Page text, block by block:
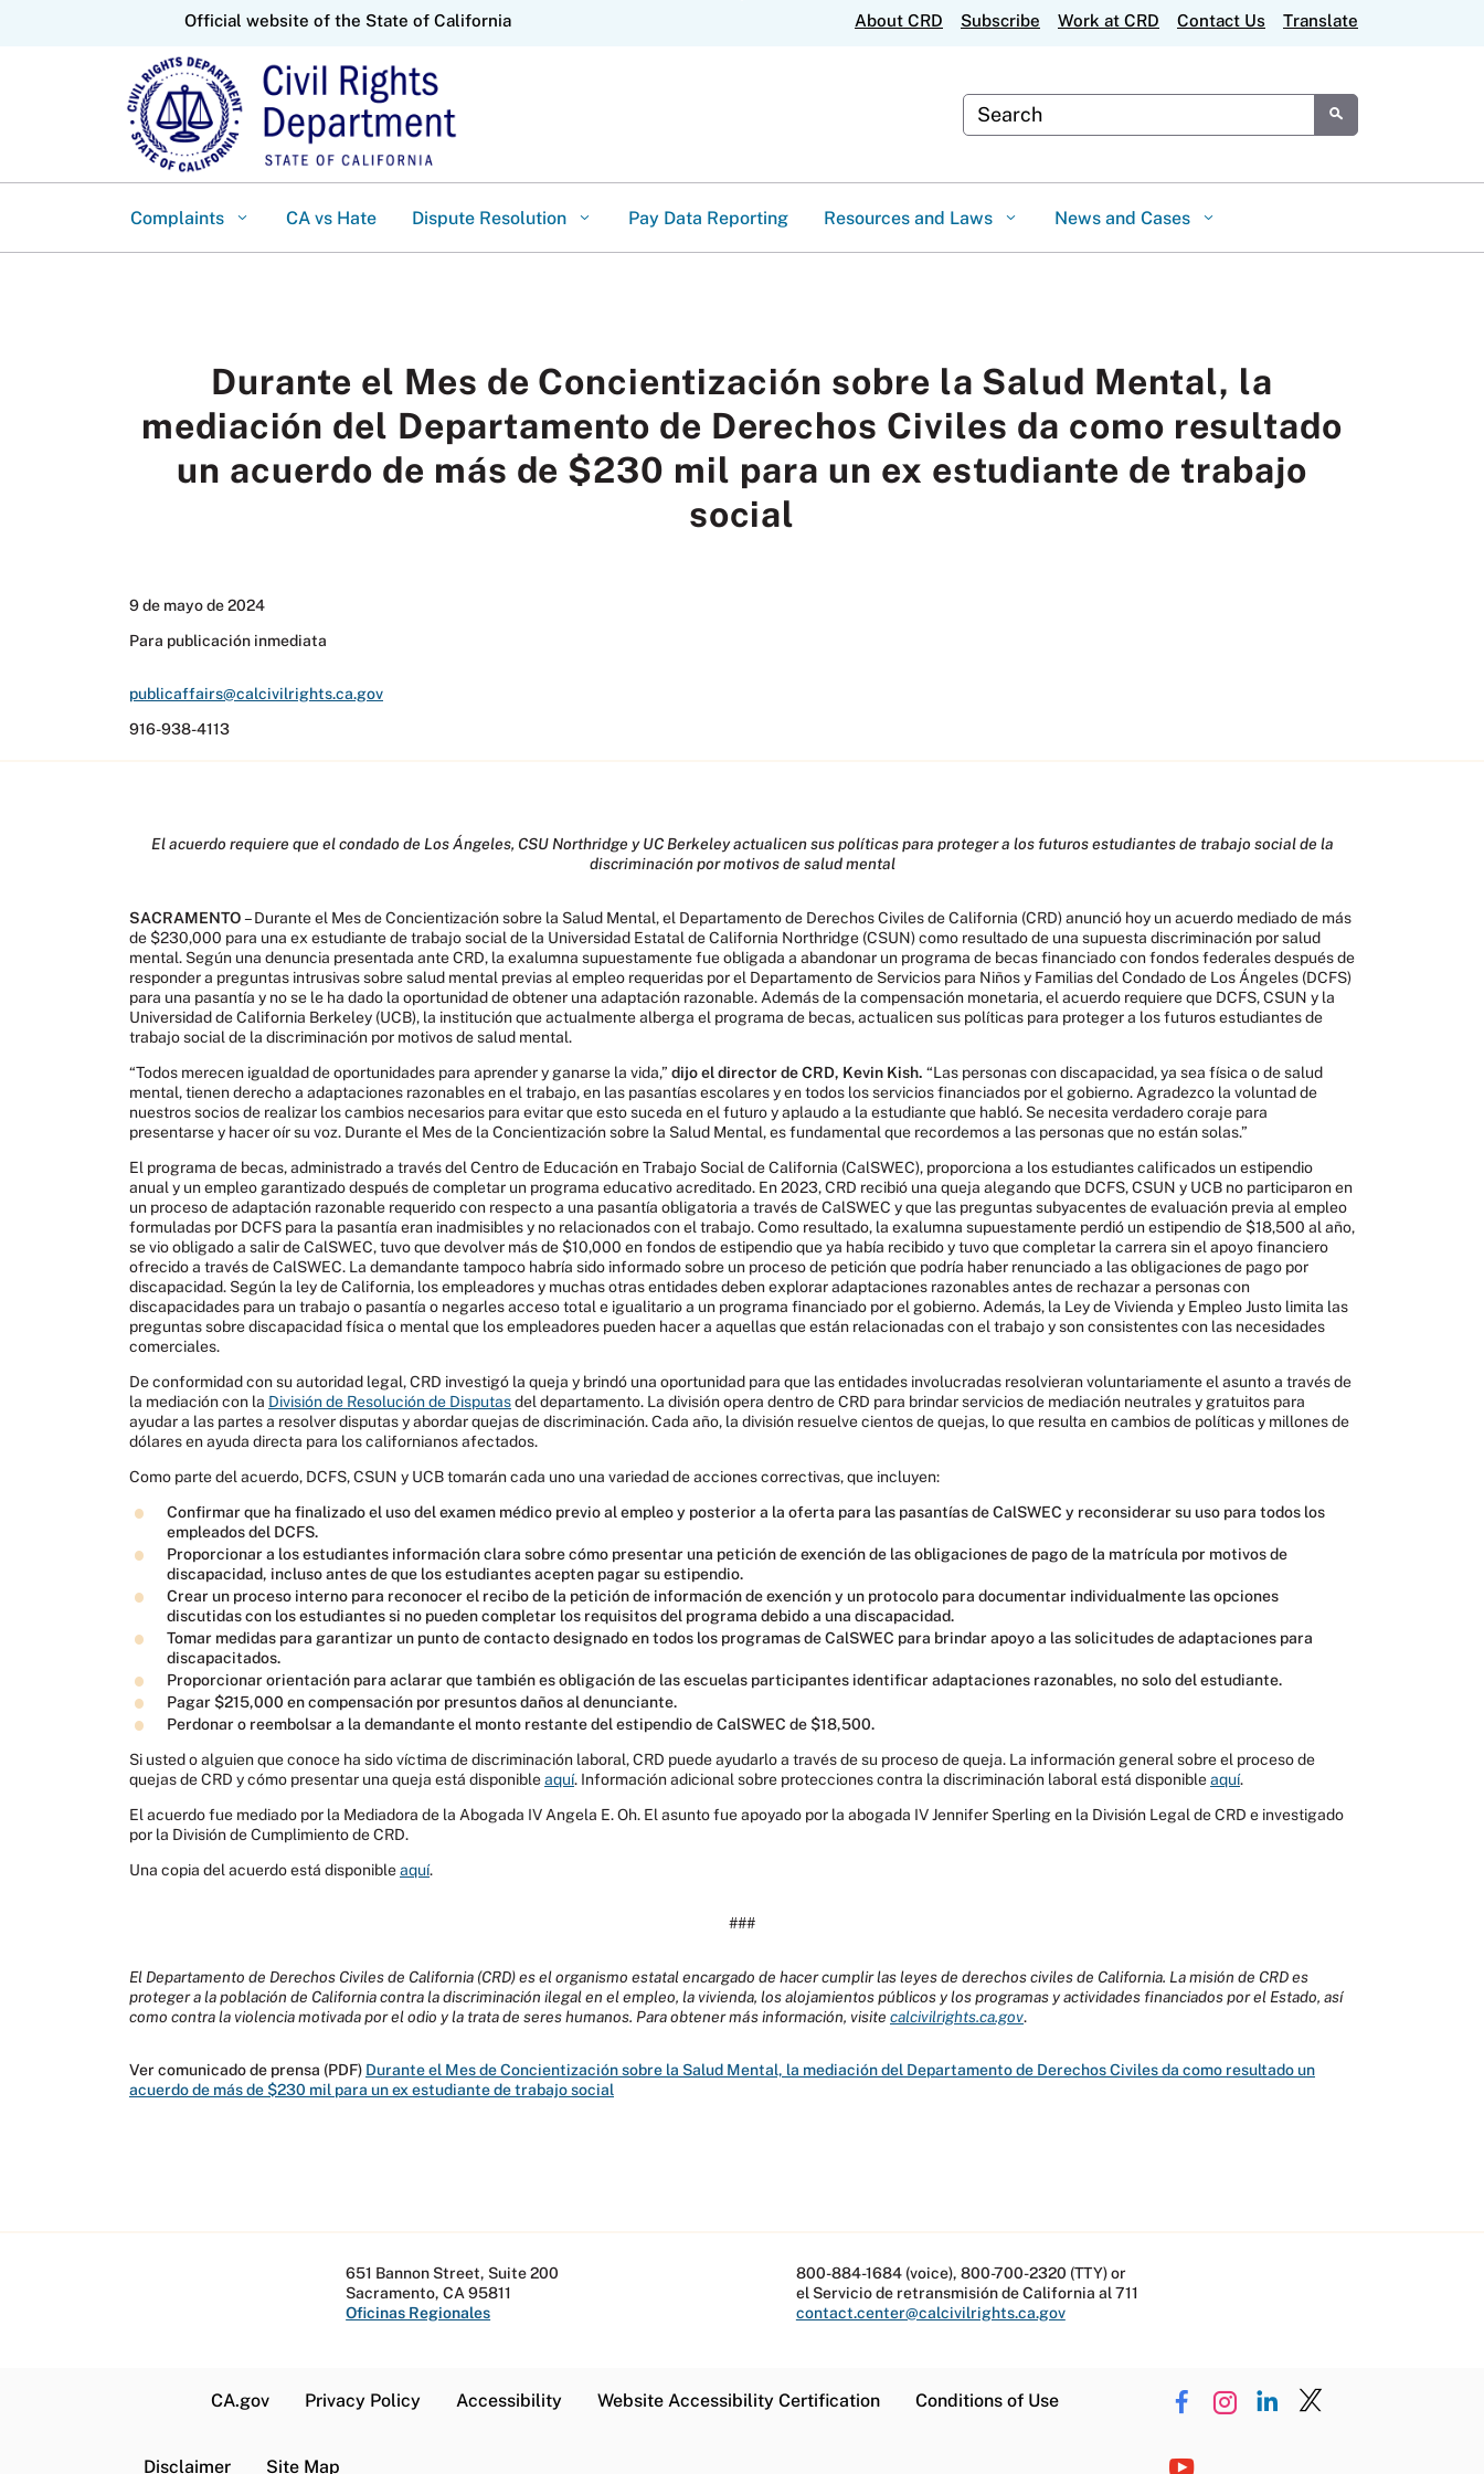
Official website of the State of California About CRD Subscribe Work at CRD Contact Us Translate
Custom Google Search
Submit
Complaints CA vs Hate Dispute Resolution Pay Data Reporting Resources and Laws News and Cases
Durante el Mes de Concientización sobre la Salud Mental, la
mediación del Departamento de Derechos Civiles da como resultado
un acuerdo de más de $230 mil para un ex estudiante de trabajo
social
9 de mayo de 2024
Para publicación inmediata
publicaffairs@calcivilrights.ca.gov
916-938-4113
El acuerdo requiere que el condado de Los Ángeles, CSU Northridge y UC Berkeley actualicen sus políticas para proteger a los futuros estudiantes de trabajo social de la
discriminación por motivos de salud mental
SACRAMENTO– Durante el Mes de Concientización sobre la Salud Mental, el Departamento de Derechos Civiles de California (CRD) anunció hoy un acuerdo mediado de más
de $230,000 para una ex estudiante de trabajo social de la Universidad Estatal de California Northridge (CSUN) como resultado de una supuesta discriminación por salud
mental. Según una denuncia presentada ante CRD, la exalumna supuestamente fue obligada a abandonar un programa de becas financiado con fondos federales después de
responder a preguntas intrusivas sobre salud mental previas al empleo requeridas por el Departamento de Servicios para Niños y Familias del Condado de Los Ángeles (DCFS)
para una pasantía y no se le ha dado la oportunidad de obtener una adaptación razonable. Además de la compensación monetaria, el acuerdo requiere que DCFS, CSUN y la
Universidad de California Berkeley (UCB), la institución que actualmente alberga el programa de becas, actualicen sus políticas para proteger a los futuros estudiantes de
trabajo social de la discriminación por motivos de salud mental.
“Todos merecen igualdad de oportunidades para aprender y ganarse la vida,” dijo el director de CRD, Kevin Kish. “Las personas con discapacidad, ya sea física o de salud
mental, tienen derecho a adaptaciones razonables en el trabajo, en las pasantías escolares y en todos los servicios financiados por el gobierno. Agradezco la voluntad de
nuestros socios de realizar los cambios necesarios para evitar que esto suceda en el futuro y aplaudo a la estudiante que habló. Se necesita verdadero coraje para
presentarse y hacer oír su voz. Durante el Mes de la Concientización sobre la Salud Mental, es fundamental que recordemos a las personas que no están solas.”
El programa de becas, administrado a través del Centro de Educación en Trabajo Social de California (CalSWEC), proporciona a los estudiantes calificados un estipendio
anual y un empleo garantizado después de completar un programa educativo acreditado. En 2023, CRD recibió una queja alegando que DCFS, CSUN y UCB no participaron en
un proceso de adaptación razonable requerido con respecto a una pasantía obligatoria a través de CalSWEC y que las preguntas subyacentes de evaluación previa al empleo
formuladas por DCFS para la pasantía eran inadmisibles y no relacionados con el trabajo. Como resultado, la exalumna supuestamente perdió un estipendio de $18,500 al año,
se vio obligado a salir de CalSWEC, tuvo que devolver más de $10,000 en fondos de estipendio que ya había recibido y tuvo que completar la carrera sin el apoyo financiero
ofrecido a través de CalSWEC. La demandante tampoco habría sido informado sobre un proceso de petición que podría haber renunciado a las obligaciones de pago por
discapacidad. Según la ley de California, los empleadores y muchas otras entidades deben explorar adaptaciones razonables antes de rechazar a personas con
discapacidades para un trabajo o pasantía o negarles acceso total e igualitario a un programa financiado por el gobierno. Además, la Ley de Vivienda y Empleo Justo limita las
preguntas sobre discapacidad física o mental que los empleadores pueden hacer a aquellas que están relacionadas con el trabajo y son consistentes con las necesidades
comerciales.
De conformidad con su autoridad legal, CRD investigó la queja y brindó una oportunidad para que las entidades involucradas resolvieran voluntariamente el asunto a través de
la mediación con la División de Resolución de Disputasdel departamento. La división opera dentro de CRD para brindar servicios de mediación neutrales y gratuitos para
ayudar a las partes a resolver disputas y abordar quejas de discriminación. Cada año, la división resuelve cientos de quejas, lo que resulta en cambios de políticas y millones de
dólares en ayuda directa para los californianos afectados.
Como parte del acuerdo, DCFS, CSUN y UCB tomarán cada uno una variedad de acciones correctivas, que incluyen:
Confirmar que ha finalizado el uso del examen médico previo al empleo y posterior a la oferta para las pasantías de CalSWEC y reconsiderar su uso para todos los
empleados del DCFS.
Proporcionar a los estudiantes información clara sobre cómo presentar una petición de exención de las obligaciones de pago de la matrícula por motivos de
discapacidad, incluso antes de que los estudiantes acepten pagar su estipendio.
Crear un proceso interno para reconocer el recibo de la petición de información de exención y un protocolo para documentar individualmente las opciones
discutidas con los estudiantes si no pueden completar los requisitos del programa debido a una discapacidad.
Tomar medidas para garantizar un punto de contacto designado en todos los programas de CalSWEC para brindar apoyo a las solicitudes de adaptaciones para
discapacitados.
Proporcionar orientación para aclarar que también es obligación de las escuelas participantes identificar adaptaciones razonables, no solo del estudiante.
Pagar $215,000 en compensación por presuntos daños al denunciante.
Perdonar o reembolsar a la demandante el monto restante del estipendio de CalSWEC de $18,500.
Si usted o alguien que conoce ha sido víctima de discriminación laboral, CRD puede ayudarlo a través de su proceso de queja. La información general sobre el proceso de
quejas de CRD y cómo presentar una queja está disponibleaquí. Información adicional sobre protecciones contra la discriminación laboral está disponibleaquí.
El acuerdo fue mediado por la Mediadora de la Abogada IV Angela E. Oh. El asunto fue apoyado por la abogada IV Jennifer Sperling en la División Legal de CRD e investigado
por la División de Cumplimiento de CRD.
Una copia del acuerdo está disponibleaquí.
###
El Departamento de Derechos Civiles de California (CRD) es el organismo estatal encargado de hacer cumplir las leyes de derechos civiles de California. La misión de CRD es
proteger a la población de California contra la discriminación ilegal en el empleo, la vivienda, los alojamientos públicos y los programas y actividades financiados por el Estado, así
como contra la violencia motivada por el odio y la trata de seres humanos. Para obtener más información, visite calcivilrights.ca.gov.
Ver comunicado de prensa (PDF) Durante el Mes de Concientización sobre la Salud Mental, la mediación del Departamento de Derechos Civiles da como resultado un
acuerdo de más de $230 mil para un ex estudiante de trabajo social
651 Bannon Street, Suite 200
Sacramento, CA 95811
Oficinas Regionales
800-884-1684 (voice), 800-700-2320 (TTY) or
el Servicio de retransmisión de California al 711
contact.center@calcivilrights.ca.gov
CA.gov Privacy Policy Accessibility Website Accessibility Certification Conditions of Use
Disclaimer Site Map